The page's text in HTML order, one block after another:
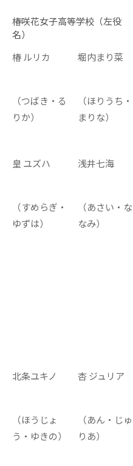
椿咲花女子高等学校（左役
名）
椿 ルリカ
（つばき・る
りか）
堀内まり菜
（ほりうち・
まりな）
皇 ユズハ
（すめらぎ・
ゆずは）
浅井七海
（あさい・な
なみ）
北条ユキノ
（ほうじょ
う・ゆきの）
杏 ジュリア
（あん・じゅ
りあ）